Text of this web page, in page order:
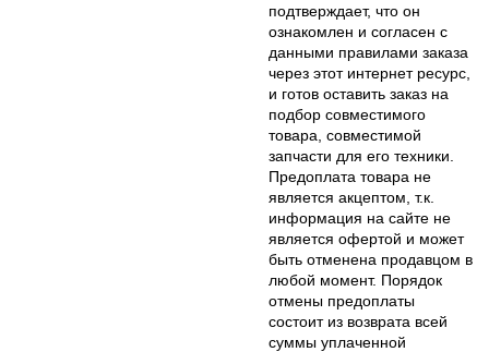
подтверждает, что он
ознакомлен и согласен с
данными правилами заказа
через этот интернет ресурс,
и готов оставить заказ на
подбор совместимого
товара, совместимой
запчасти для его техники.
Предоплата товара не
является акцептом, т.к.
информация на сайте не
является офертой и может
быть отменена продавцом в
любой момент. Порядок
отмены предоплаты
состоит из возврата всей
суммы уплаченной